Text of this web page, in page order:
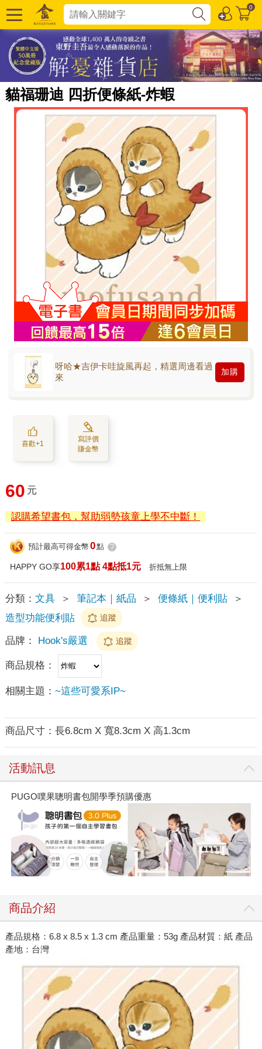
0
貓福珊迪 四折便條紙-炸蝦
呀哈★吉伊卡哇旋風再起，精選周邊看過
來
加購
喜歡+1
寫評價
賺金幣
60 元
認購希望書包，幫助弱勢孩童上學不中斷！
預計最高可得金幣 0點 ?
HAPPY GO享100累1點 4點抵1元 折抵無上限
分類： 文具 ＞ 筆記本｜紙品 ＞ 便條紙｜便利貼
＞
造型功能便利貼
追蹤
品牌： Hook's嚴選 追蹤
商品規格：
相關主題： ~這些可愛系IP~
商品尺寸： 長6.8cm X 寬8.3cm X 高1.3cm
活動訊息
PUGO噗果聰明書包開學季預購優惠
商品介紹
產品規格：6.8 x 8.5 x 1.3 cm 產品重量：53g 產品材質：紙 產品
產地：台灣